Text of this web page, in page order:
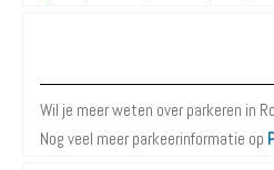
Wil je meer weten over parkeren in
Nog veel meer parkeerinformatie op